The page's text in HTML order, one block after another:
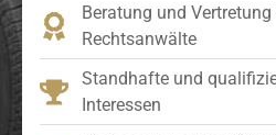
Beratung und
Rechtsanwälte
Standhafte und
Interessen